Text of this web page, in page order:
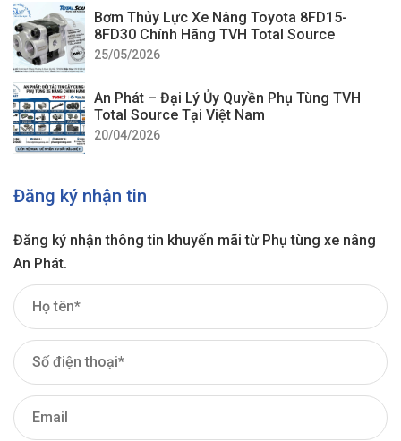
Bơm Thủy Lực Xe Nâng Toyota 8FD15-
8FD30 Chính Hãng TVH Total Source
25/05/2026
An Phát – Đại Lý Ủy Quyền Phụ Tùng TVH
Total Source Tại Việt Nam
20/04/2026
Đăng ký nhận tin
Đăng ký nhận thông tin khuyến mãi từ Phụ tùng xe nâng
An Phát.